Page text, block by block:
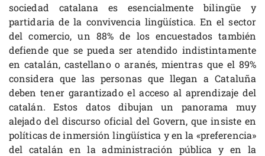
sociedad catalana es esencialmente bilingüe y
partidaria de la convivencia lingüística. En el sector
del comercio, un 88% de los encuestados también
defiende que se pueda ser atendido indistintamente
en catalán, castellano o aranés, mientras que el 89%
considera que las personas que llegan a Cataluña
deben tener garantizado el acceso al aprendizaje del
catalán. Estos datos dibujan un panorama muy
alejado del discurso oficial del Govern, que insiste en
políticas de inmersión lingüística y en la «preferencia»
del catalán en la administración pública y en la